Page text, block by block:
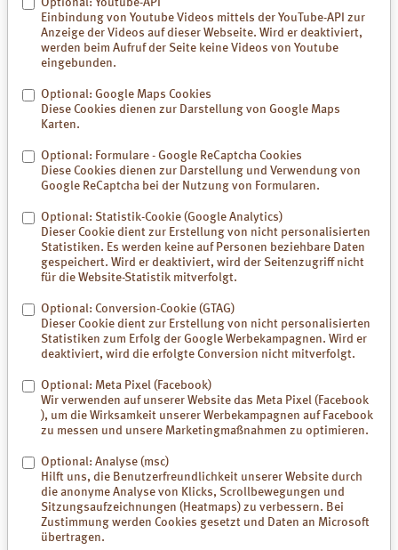
Wie ist der Ablauf der Studie?
Die klinische Studie dauert 6-8 Wochen. Insgesamt werden vier
Arztbesuche wahrgenommen. Bei drei Besuchen werden genaue
Untersuchungen (Blut- Urin- und Stuhlproben) sowie an 2 Visiten
jeweils zwei Vollkosttage durchgeführt. Während der Studie sollten
Sie erhalten alle für die Studie erforderlichen Untersuchungen,
Auswertungen und Prüfprodukte kostenfrei zur Verfügung gestellt.
Wer kann an der Studie teilnehmen?
Sie haben wiederkehrende Verdauungsbeschwerden, und es
konnte bisher keine andere Ursache diagnostiziert werden
Symptome und Diagnose sprechen für eine histamin-vermittelte
Erkrankung. Dafür muss mindestens eine der folgenden
Bedingungen erfüllt sein:
1. Es bestehen gleichzeitig Lebensmittelallergien (Grad I-III)
Oxidase gemessen worden.
3. Es ist eine Erhöhung von Mastzellen im Darm oder eine verstärkte
Produktion von Mastzellenmediatoren gemessen worden
Jetzt anmelden zu Histamin-Studie
In einem Gespräch klärt ein Prüfarzt mit Ihnen, ob Sie für diese Studie
geeignet sind und beantwortet alle Ihre Fragen. Danach können Sie in
Ruhe entscheiden, ob Sie teilnehmen möchten oder nicht.
Optional: Youtube-API
Einbindung von Youtube Videos mittels der YouTube-API zur
Anzeige der Videos auf dieser Webseite. Wird er deaktiviert,
werden beim Aufruf der Seite keine Videos von Youtube
eingebunden.
Optional: Google Maps Cookies
Diese Cookies dienen zur Darstellung von Google Maps
Karten.
Optional: Formulare - Google ReCaptcha Cookies
Diese Cookies dienen zur Darstellung und Verwendung von
Google ReCaptcha bei der Nutzung von Formularen.
Optional: Statistik-Cookie (Google Analytics)
Dieser Cookie dient zur Erstellung von nicht personalisierten
Statistiken. Es werden keine auf Personen beziehbare Daten
gespeichert. Wird er deaktiviert, wird der Seitenzugriff nicht
für die Website-Statistik mitverfolgt.
Optional: Conversion-Cookie (GTAG)
Dieser Cookie dient zur Erstellung von nicht personalisierten
Statistiken zum Erfolg der Google Werbekampagnen. Wird er
deaktiviert, wird die erfolgte Conversion nicht mitverfolgt.
Optional: Meta Pixel (Facebook)
Wir verwenden auf unserer Website das Meta Pixel (Facebook
), um die Wirksamkeit unserer Werbekampagnen auf Facebook
zu messen und unsere Marketingmaßnahmen zu optimieren.
Optional: Analyse (msc)
Hilft uns, die Benutzerfreundlichkeit unserer Website durch
die anonyme Analyse von Klicks, Scrollbewegungen und
Sitzungsaufzeichnungen (Heatmaps) zu verbessern. Bei
Zustimmung werden Cookies gesetzt und Daten an Microsoft
übertragen.